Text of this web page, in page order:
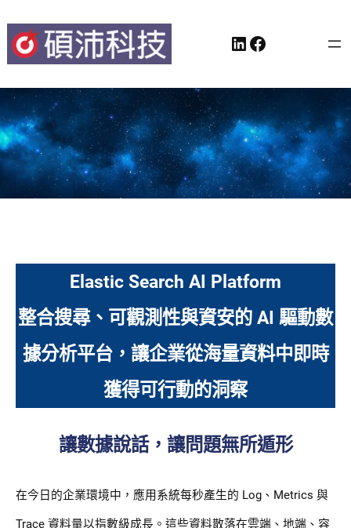
至
要
內
容
LinkedIn
Facebook
Elastic Search AI Platform
整合搜尋、可觀測性與資安的 AI 驅動數
據分析平台，讓企業從海量資料中即時
獲得可行動的洞察
讓數據說話，讓問題無所遁形
在今日的企業環境中，應用系統每秒產生的 Log、Metrics 與
Trace 資料量以指數級成長。這些資料散落在雲端、地端、容